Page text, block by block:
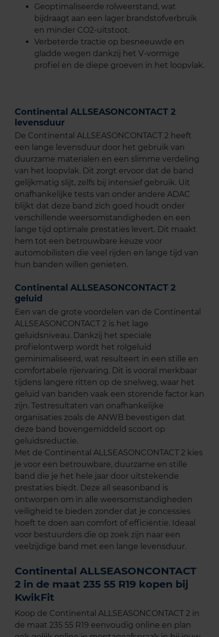
Geoptimaliseerde rolweerstand, wat
bijdraagt aan een lager brandstofverbruik
en minder CO2-uitstoot.
Verbeterde tractie op besneeuwde en
gladde wegen dankzij het V-vormige
profiel en de diepe groeven in het loopvlak.
Continental ALLSEASONCONTACT 2
levensduur
De Continental ALLSEASONCONTACT 2 heeft
een lange levensduur door het gebruik van
duurzame materialen en een slimme verdeling
van het loopvlak. Dit zorgt ervoor dat de band
gelijkmatig slijt, zelfs bij intensief gebruik. Uit
onafhankelijke tests van onder andere ADAC
blijkt dat deze band zich goed houdt onder
verschillende weersomstandigheden en een
lange tijd optimale prestaties levert. Dit maakt
hem tot een betrouwbare keuze voor
automobilisten die veel rijden en lange tijd van
hun banden willen genieten.
Continental ALLSEASONCONTACT 2
geluid
Een van de grote voordelen van de Continental
ALLSEASONCONTACT 2 is het lage
geluidsniveau. Dankzij het speciale
profielontwerp wordt het rolgeluid
geminimaliseerd, wat resulteert in een stille en
comfortabele rijervaring. Dit is vooral merkbaar
tijdens langere ritten op de snelweg, waar het
geluid van banden vaak een storende factor kan
zijn. Testresultaten van onafhankelijke
organisaties zoals de ANWB bevestigen dat
deze band bovengemiddeld scoort op
geluidsreductie.
Met de Continental ALLSEASONCONTACT 2 kies
je voor een betrouwbare, duurzame en stille
band die je het hele jaar door uitstekende
prestaties biedt. Deze all seasonband is
ontworpen om in alle weersomstandigheden
veiligheid te bieden zonder dat je concessies
hoeft te doen aan comfort of efficiëntie. Ideaal
voor bestuurders die op zoek zijn naar een
veelzijdige band met een lange levensduur.
Continental ALLSEASONCONTACT
2 in de maat 235 55 R19 kopen bij
KwikFit
Koop de Continental ALLSEASONCONTACT 2 in
de maat 235 55 R19 eenvoudig online en plan